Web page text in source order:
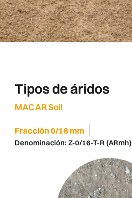
Tipos de áridos
MAC AR Soil
Fracción 0/16 mm
Denominación: Z-0/16-T-R (ARmh)